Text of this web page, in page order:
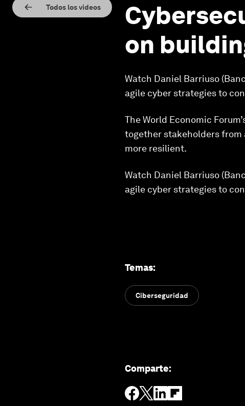
Todos los videos
on
Watch Daniel Barriuso
agile cyber strategies to
The World Economic
together stakeholders from
more resilient.
Watch Daniel Barriuso
agile cyber strategies to
Temas:
Ciberseguridad
Comparte: